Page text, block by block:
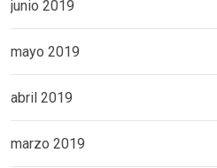
junio 2019
mayo 2019
abril 2019
marzo 2019